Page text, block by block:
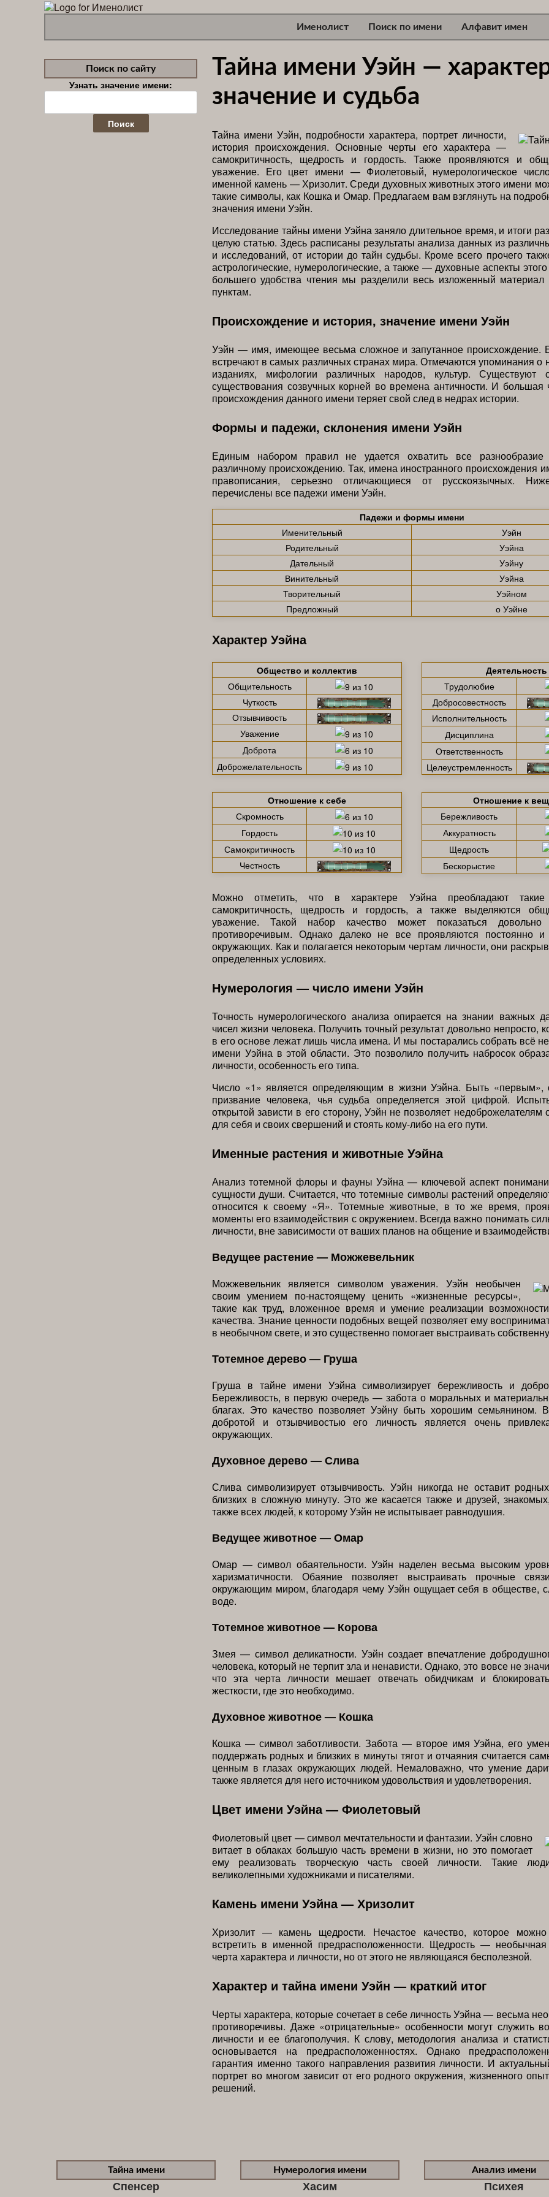
Именолист Поиск по имени Алфавит имен
Поиск по сайту
Узнать значение имени:
Найти:
Тайна имени Уэйн —
значение и судьба
Тайна имени Уэйн, подробности характера, портрет личности,
история происхождения. Основные черты его характера —
самокритичность, щедрость и гордость. Также проявляются и
уважение. Его цвет имени — Фиолетовый, нумерологическое
именной камень — Хризолит. Среди духовных животных этого имени
такие символы, как Кошка и Омар. Предлагаем вам взглянуть на
значения имени Уэйн.
Исследование тайны имени Уэйна заняло длительное время, и итоги
целую статью. Здесь расписаны результаты анализа данных из
и исследований, от истории до тайн судьбы. Кроме всего прочего
астрологические, нумерологические, а также — духовные аспекты
большего удобства чтения мы разделили весь изложенный
пунктам.
Происхождение и история, значение имени Уэйн
Уэйн — имя, имеющее весьма сложное и запутанное происхождение.
встречают в самых различных странах мира. Отмечаются упоминания о
изданиях, мифологии различных народов, культур. Существуют
существования созвучных корней во времена античности. И большая
происхождения данного имени теряет свой след в недрах истории.
Формы и падежи, склонения имени Уэйн
Единым набором правил не удается охватить все
различному происхождению. Так, имена иностранного происхождения
правописания, серьезно отличающиеся от русскоязычных.
перечислены все падежи имени Уэйн.
Падежи и формы имени
Именительный
Уэйн
Родительный
Уэйна
Дательный
Уэйну
Винительный
Уэйна
Творительный
Уэйном
Предложный
о Уэйне
Характер Уэйна
Общество и коллектив
Общительность
Чуткость
Отзывчивость
Уважение
Доброта
Доброжелательность
Деятельность
Трудолюбие
Добросовестность
Исполнительность
Дисциплина
Ответственность
Целеустремленность
Отношение к себе
Скромность
Гордость
Самокритичность
Честность
Отношение к
Бережливость
Аккуратность
Щедрость
Бескорыстие
Можно отметить, что в характере Уэйна преобладают
самокритичность, щедрость и гордость, а также выделяются
уважение. Такой набор качество может показаться
противоречивым. Однако далеко не все проявляются постоянно
окружающих. Как и полагается некоторым чертам личности, они
определенных условиях.
Нумерология — число имени Уэйн
Точность нумерологического анализа опирается на знании важных
чисел жизни человека. Получить точный результат довольно непросто,
в его основе лежат лишь числа имена. И мы постарались собрать всё
имени Уэйна в этой области. Это позволило получить набросок
личности, особенность его типа.
Число «1» является определяющим в жизни Уэйна. Быть
призвание человека, чья судьба определяется этой цифрой.
открытой зависти в его сторону, Уэйн не позволяет недоброжелателям
для себя и своих свершений и стоять кому-либо на его пути.
Именные растения и животные Уэйна
Анализ тотемной флоры и фауны Уэйна — ключевой аспект
сущности души. Считается, что тотемные символы растений
относится к своему «Я». Тотемные животные, в то же время,
моменты его взаимодействия с окружением. Всегда важно понимать
личности, вне зависимости от ваших планов на общение и
Ведущее растение — Можжевельник
Можжевельник является символом уважения. Уэйн необычен
своим умением по-настоящему ценить «жизненные ресурсы»,
такие как труд, вложенное время и умение реализации
качества. Знание ценности подобных вещей позволяет ему
в необычном свете, и это существенно помогает выстраивать
Тотемное дерево — Груша
Груша в тайне имени Уэйна символизирует бережливость и
Бережливость, в первую очередь — забота о моральных и
благах. Это качество позволяет Уэйну быть хорошим семьянином.
добротой и отзывчивостью его личность является очень
окружающих.
Духовное дерево — Слива
Слива символизирует отзывчивость. Уэйн никогда не оставит
близких в сложную минуту. Это же касается также и друзей,
также всех людей, к которому Уэйн не испытывает равнодушия.
Ведущее животное — Омар
Омар — символ обаятельности. Уэйн наделен весьма высоким
харизматичности. Обаяние позволяет выстраивать прочные
окружающим миром, благодаря чему Уэйн ощущает себя в обществе,
воде.
Тотемное животное — Корова
Змея — символ деликатности. Уэйн создает впечатление
человека, который не терпит зла и ненависти. Однако, это вовсе не
что эта черта личности мешает отвечать обидчикам и
жесткости, где это необходимо.
Духовное животное — Кошка
Кошка — символ заботливости. Забота — второе имя Уэйна, его
поддержать родных и близких в минуты тягот и отчаяния считается
ценным в глазах окружающих людей. Немаловажно, что умение
также является для него источником удовольствия и удовлетворения.
Цвет имени Уэйна — Фиолетовый
Фиолетовый цвет — символ мечтательности и фантазии. Уэйн словно
витает в облаках большую часть времени в жизни, но это помогает
ему реализовать творческую часть своей личности. Такие
великолепными художниками и писателями.
Камень имени Уэйна — Хризолит
Хризолит — камень щедрости. Нечастое качество, которое можно
встретить в именной предрасположенности. Щедрость — необычная
черта характера и личности, но от этого не являющаяся бесполезной.
Характер и тайна имени Уэйн — краткий итог
Черты характера, которые сочетает в себе личность Уэйна — весьма
противоречивы. Даже «отрицательные» особенности могут служить
личности и ее благополучия. К слову, методология анализа и
основывается на предрасположенностях. Однако
гарантия именно такого направления развития личности. И
портрет во многом зависит от его родного окружения, жизненного
решений.
Тайна имени
Спенсер
Нумерология имени
Хасим
Анализ имени
Психея